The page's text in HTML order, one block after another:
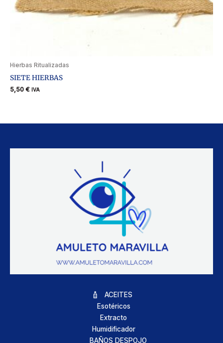
Hierbas Ritualizadas
SIETE HIERBAS
5,50 € IVA
ACEITES
Esotéricos
Extracto
Humidificador
BAÑOS DESPOJO